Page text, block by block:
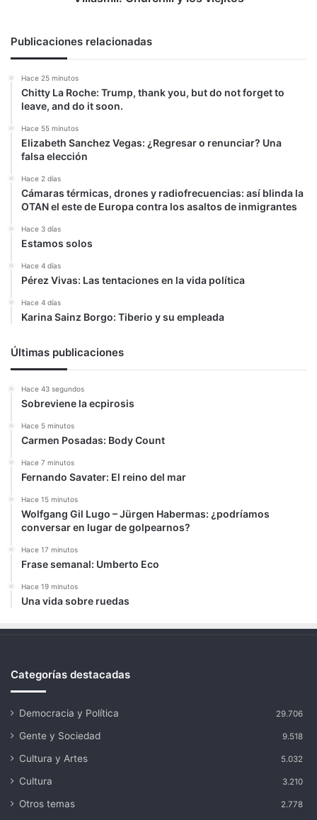
Publicaciones relacionadas
Hace 25 minutos
Chitty La Roche: Trump, thank you, but do not forget to
leave, and do it soon.
Hace 55 minutos
Elizabeth Sanchez Vegas: ¿Regresar o renunciar? Una
falsa elección
Hace 2 días
Cámaras térmicas, drones y radiofrecuencias: así blinda la
OTAN el este de Europa contra los asaltos de inmigrantes
Hace 3 días
Estamos solos
Hace 4 días
Pérez Vivas: Las tentaciones en la vida política
Hace 4 días
Karina Sainz Borgo: Tiberio y su empleada
Últimas publicaciones
Hace 43 segundos
Sobreviene la ecpirosis
Hace 5 minutos
Carmen Posadas: Body Count
Hace 7 minutos
Fernando Savater: El reino del mar
Hace 15 minutos
Wolfgang Gil Lugo – Jürgen Habermas: ¿podríamos
conversar en lugar de golpearnos?
Hace 17 minutos
Frase semanal: Umberto Eco
Hace 19 minutos
Una vida sobre ruedas
Categorías destacadas
Democracia y Política 29.706
Gente y Sociedad 9.518
Cultura y Artes 5.032
Cultura 3.210
Otros temas 2.778